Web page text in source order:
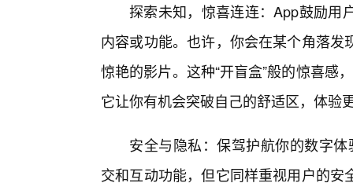
探索未知，惊喜连连：App鼓励用
内容或功能。也许，你会在某个角落
惊艳的影片。这种“开盲盒”般的惊喜感
它让你有机会突破自己的舒适区，体验
安全与隐私：保驾护航你的数字
交和互动功能，但它同样重视用户的